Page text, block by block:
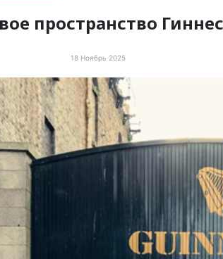
пространство
18 Ноябрь 2025